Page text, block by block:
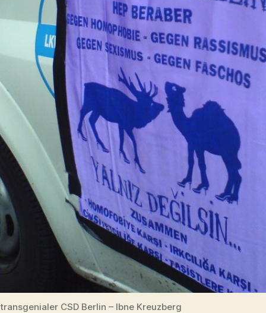
transgenialer CSD Berlin – Ibne Kreuzberg